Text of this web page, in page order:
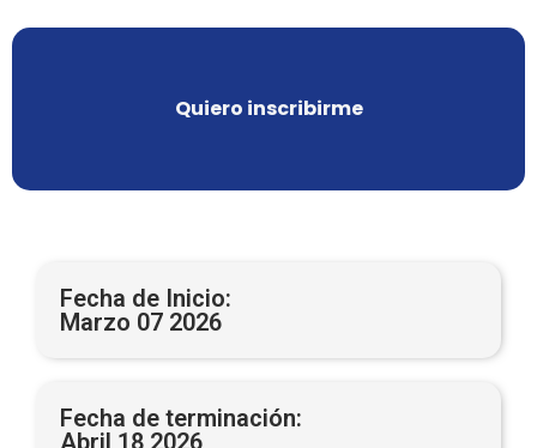
Quiero inscribirme
Fecha de Inicio:
Marzo 07 2026
Fecha de terminación:
Abril 18 2026